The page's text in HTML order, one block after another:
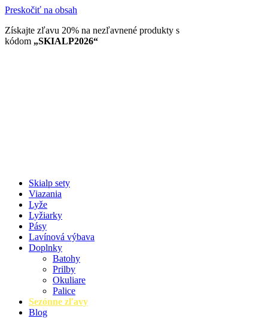
Preskočiť na obsah
Získajte zľavu 20% na nezľavnené produkty​ s
kódom „SKIALP2026“
Skialp sety
Viazania
Lyže
Lyžiarky
Pásy
Lavínová výbava
Doplnky
Batohy
Prilby
Okuliare
Palice
Sezónne zľavy
Blog